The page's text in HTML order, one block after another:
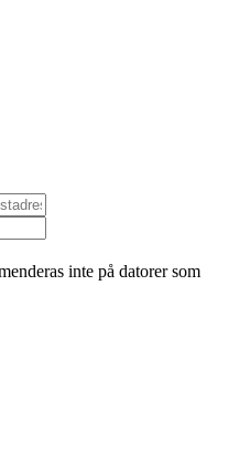
inte på datorer som